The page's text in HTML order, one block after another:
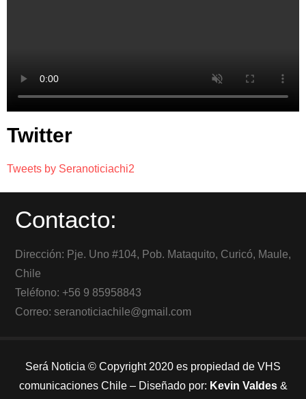
Twitter
Tweets by Seranoticiachi2
Contacto:
Dirección: Pje. Uno #104, Pob. Mataquito, Curicó, Maule,
Chile
Teléfono: +56 9 85958843
Correo: seranoticiachile@gmail.com
Será Noticia © Copyright 2020 es propiedad de VHS
comunicaciones Chile – Diseñado por: Kevin Valdes&